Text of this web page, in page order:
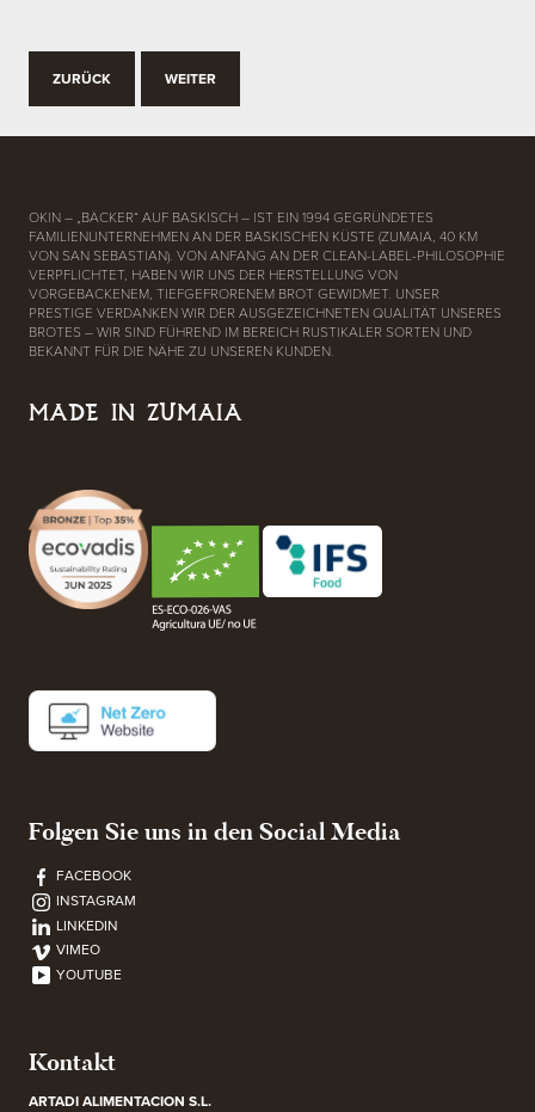
ZURÜCK WEITER
OKIN – „BÄCKER“ AUF BASKISCH – IST EIN 1994 GEGRÜNDETES
FAMILIENUNTERNEHMEN AN DER BASKISCHEN KÜSTE (ZUMAIA, 40 KM
VON SAN SEBASTIAN). VON ANFANG AN DER CLEAN-LABEL-PHILOSOPHIE
VERPFLICHTET, HABEN WIR UNS DER HERSTELLUNG VON
VORGEBACKENEM, TIEFGEFRORENEM BROT GEWIDMET. UNSER
PRESTIGE VERDANKEN WIR DER AUSGEZEICHNETEN QUALITÄT UNSERES
BROTES – WIR SIND FÜHREND IM BEREICH RUSTIKALER SORTEN UND
BEKANNT FÜR DIE NÄHE ZU UNSEREN KUNDEN.
MADE IN ZUMAIA
Folgen Sie uns in den Social Media
FACEBOOK
INSTAGRAM
LINKEDIN
VIMEO
YOUTUBE
Kontakt
ARTADI ALIMENTACION S.L.